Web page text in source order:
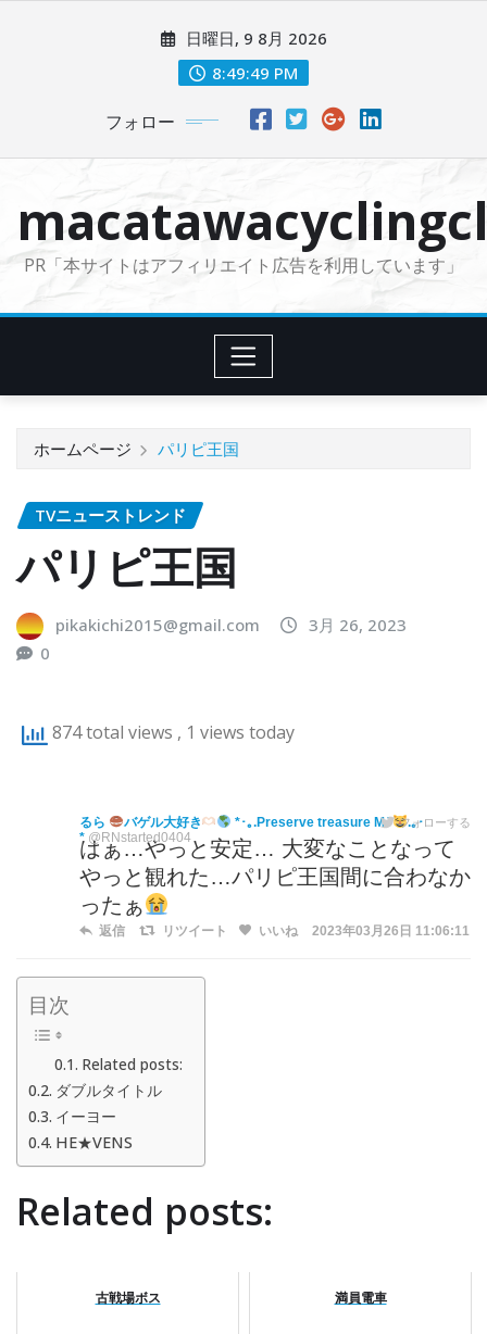
に
日曜日, 9 8月 2026
8:49:51 PM
フォロー
PR「本サイトはアフィリエイト広告を利用しています」
ホームページ パリピ王国
TVニューストレンド
パリピ王国
pikakichi2015@gmail.com
3月 26, 2023
0
874 total views , 1 views today
るら バゲル大好き *･｡.Preserve treasure MJ
.｡･
* @RNstarted0404
フォローする
はぁ…やっと安定… 大変なことなって
やっと観れた…パリピ王国間に合わなか
ったぁ
返信 リツイート いいね 2023年03月26日 11:06:11
目次
Related posts:
ダブルタイトル
イーヨー
HE★VENS
Related posts:
古戦場ボス 満員電車